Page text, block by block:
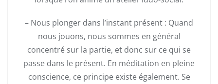
– Nous plonger dans l’instant présent : Quand
nous jouons, nous sommes en général
concentré sur la partie, et donc sur ce qui se
passe dans le présent. En méditation en pleine
conscience, ce principe existe également. Se